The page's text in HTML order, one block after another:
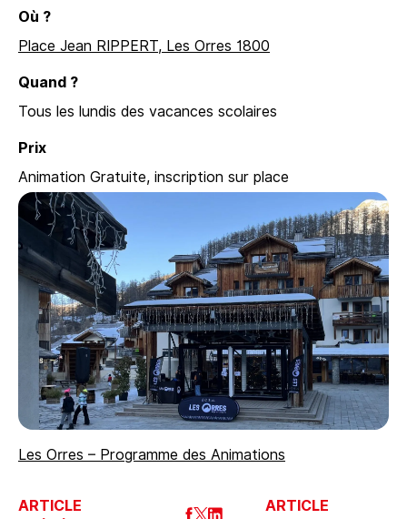
Où ?
Place Jean RIPPERT, Les Orres 1800
Quand ?
Tous les lundis des vacances scolaires
Prix
Animation Gratuite, inscription sur place
Les Orres – Programme des Animations
ARTICLE
ARTICLE